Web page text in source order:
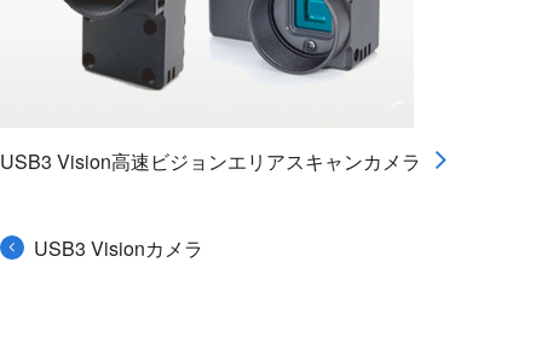
USB3 Vision高速ビジョンエリアスキャンカメラ
USB3 Visionカメラ